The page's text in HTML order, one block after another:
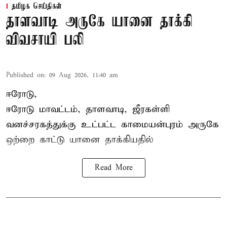
தமிழக செய்திகள்
தாளவாடி அருகே யானை தாக்கி
விவசாயி பலி
Published on: 09 Aug 2026, 11:40 am
ஈரோடு,
ஈரோடு மாவட்டம், தாளவாடி, ஜீரகள்ளி
வனச்சரகத்துக்கு உட்பட்ட காமையன்புரம் அருகே
ஒற்றை காட்டு யானை தாக்கியதில்
Read More